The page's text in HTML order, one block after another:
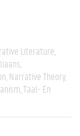
Literature
Narrative Theory
Taal- En